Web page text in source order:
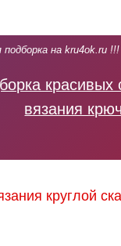
подборка на kru4ok.ru !!!
красивых
вязания
круглой